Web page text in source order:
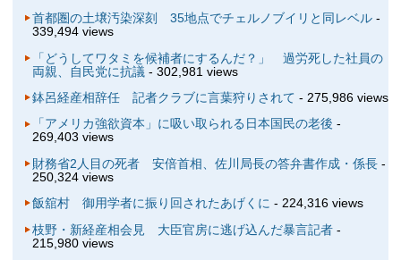
首都圏の土壌汚染深刻 35地点でチェルノブイリと同レベル-
339,494 views
「どうしてワタミを候補者にするんだ？」 過労死した社員の
両親、自民党に抗議 - 302,981 views
鉢呂経産相辞任 記者クラブに言葉狩りされて - 275,986 views
「アメリカ強欲資本」に吸い取られる日本国民の老後 -
269,403 views
財務省2人目の死者 安倍首相、佐川局長の答弁書作成・係長-
250,324 views
飯舘村 御用学者に振り回されたあげくに - 224,316 views
枝野・新経産相会見 大臣官房に逃げ込んだ暴言記者-
215,980 views